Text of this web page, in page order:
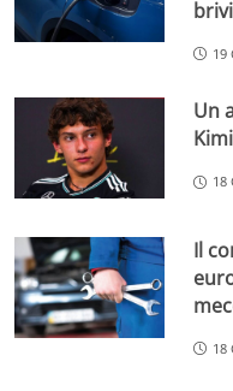
19
Un
18
Il
18